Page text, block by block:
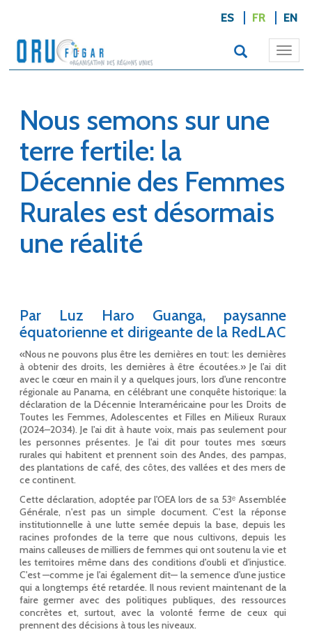
ES FR EN
Nous semons sur une
terre fertile: la
Décennie des Femmes
Rurales est désormais
une réalité
Par Luz Haro Guanga, paysanne
équatorienne et dirigeante de la RedLAC
«Nous ne pouvons plus être les dernières en tout: les dernières
à obtenir des droits, les dernières à être écoutées.» Je l'ai dit
avec le cœur en main il y a quelques jours, lors d'une rencontre
régionale au Panama, en célébrant une conquête historique: la
déclaration de la Décennie Interaméricaine pour les Droits de
Toutes les Femmes, Adolescentes et Filles en Milieux Ruraux
(2024–2034). Je l'ai dit à haute voix, mais pas seulement pour
les personnes présentes. Je l'ai dit pour toutes mes sœurs
rurales qui habitent et prennent soin des Andes, des pampas,
des plantations de café, des côtes, des vallées et des mers de
ce continent.
Cette déclaration, adoptée par l'OEA lors de sa 53ᵉ Assemblée
Générale, n'est pas un simple document. C'est la réponse
institutionnelle à une lutte semée depuis la base, depuis les
racines profondes de la terre que nous cultivons, depuis les
mains calleuses de milliers de femmes qui ont soutenu la vie et
les territoires même dans des conditions d'oubli et d'injustice.
C'est —comme je l'ai également dit— la semence d'une justice
qui a longtemps été retardée. Il nous revient maintenant de la
faire germer avec des politiques publiques, des ressources
concrètes et, surtout, avec la volonté ferme de ceux qui
prennent des décisions à tous les niveaux.